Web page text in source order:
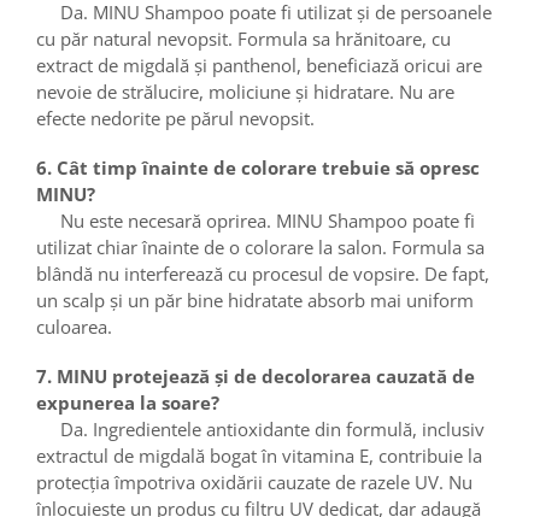
Da. MINU Shampoo poate fi utilizat și de persoanele
cu păr natural nevopsit. Formula sa hrănitoare, cu
extract de migdală și panthenol, beneficiază oricui are
nevoie de strălucire, moliciune și hidratare. Nu are
efecte nedorite pe părul nevopsit.
6. Cât timp înainte de colorare trebuie să opresc
MINU?
Nu este necesară oprirea. MINU Shampoo poate fi
utilizat chiar înainte de o colorare la salon. Formula sa
blândă nu interferează cu procesul de vopsire. De fapt,
un scalp și un păr bine hidratate absorb mai uniform
culoarea.
7. MINU protejează și de decolorarea cauzată de
expunerea la soare?
Da. Ingredientele antioxidante din formulă, inclusiv
extractul de migdală bogat în vitamina E, contribuie la
protecția împotriva oxidării cauzate de razele UV. Nu
înlocuiește un produs cu filtru UV dedicat, dar adaugă